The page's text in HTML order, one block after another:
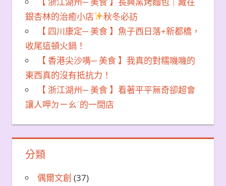
銀杏林的治癒小店
秋冬必訪
【 四川康定─ 美食 】魚子西日落+新都橋，
收尾這頓火鍋！
【 香港尖沙嘴─ 美食 】我真的對糯嘰嘰的
東西真的沒有抵抗力！
【 浙江湖州─ 美食 】看著平平無奇卻超會
讓人呷ㄉㄧㄠˊ的一間店
分類
偶爾文創 (37)